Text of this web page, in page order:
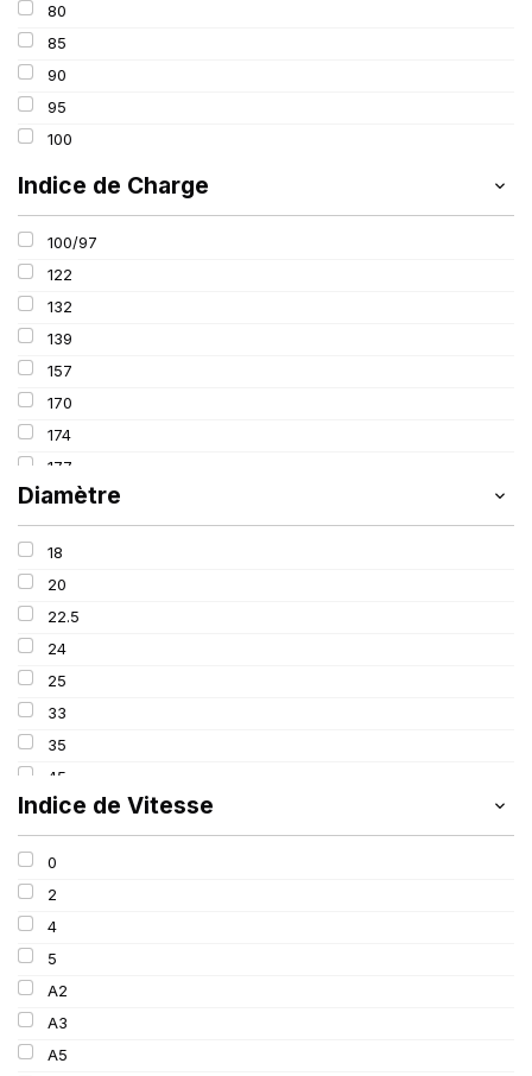
23.50
24.00
26.50
29.5
35
45
335
385
445
450
80
85
90
95
100
Indice de Charge
100/97
122
132
139
157
170
174
177
185
193
200
201
202
244
A
B
D2
L
Diamètre
18
20
22.5
24
25
33
35
45
Indice de Vitesse
0
2
4
5
A2
A3
A5